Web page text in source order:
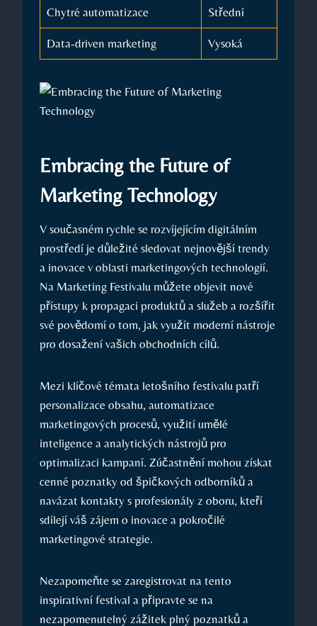
Chytré automatizace Střední
Data-driven marketing Vysoká
Embracing the Future of
Marketing ⁣Technology
V současném rychle se rozvíjejícím‌ digitálním
prostředí je ‍důležité sledovat nejnovější trendy
a inovace v oblasti marketingových technologií.
Na Marketing Festivalu můžete objevit nové
přístupy k propagaci produktů ⁤a služeb a rozšířit
své povědomí o tom, jak využít ‍moderní ​nástroje
pro dosažení vašich obchodních cílů.
Mezi klíčové témata letošního ⁣festivalu patří
personalizace⁤ obsahu, automatizace
marketingových procesů, využití umělé
inteligence‍ a analytických nástrojů pro
optimalizaci kampaní. Zúčastnění mohou získat
cenné poznatky od špičkových odborníků a
navázat kontakty s profesionály z oboru, ⁤kteří
sdílejí‍ váš zájem o inovace a pokročilé
marketingové strategie.
Nezapomeňte ⁤se zaregistrovat na tento
inspirativní festival a připravte se na
nezapomenutelný zážitek plný poznatků a